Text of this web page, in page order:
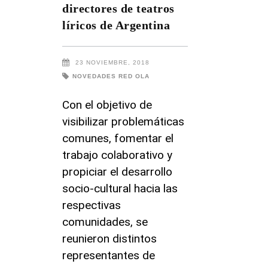
directores de teatros
líricos de Argentina
23 NOVIEMBRE, 2018
NOVEDADES RED OLA
Con el objetivo de
visibilizar problemáticas
comunes, fomentar el
trabajo colaborativo y
propiciar el desarrollo
socio-cultural hacia las
respectivas
comunidades, se
reunieron distintos
representantes de